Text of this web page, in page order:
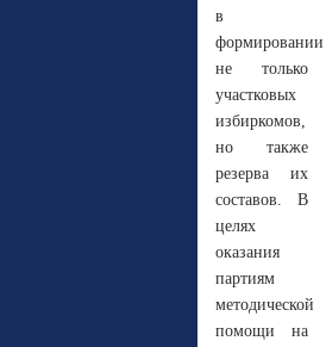
в
не только
участковых
избиркомов,
но также
резерва их
составов. В
целях
оказания
партиям
методической
помощи на